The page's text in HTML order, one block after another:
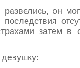
он
затем в